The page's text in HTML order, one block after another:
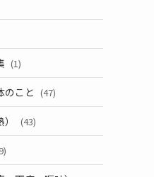
(1)
のこと (47)
(43)